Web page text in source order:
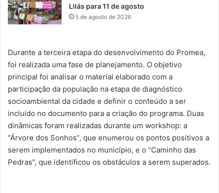
Lilás para 11 de agosto
5 de agosto de 2026
Durante a terceira etapa do desenvolvimento do Promea,
foi realizada uma fase de planejamento. O objetivo
principal foi analisar o material elaborado com a
participação da população na etapa de diagnóstico
socioambiental da cidade e definir o conteúdo a ser
incluído no documento para a criação do programa. Duas
dinâmicas foram realizadas durante um workshop: a
“Árvore dos Sonhos”, que enumerou os pontos positivos a
serem implementados no município, e o “Caminho das
Pedras”, que identificou os obstáculos a serem superados.